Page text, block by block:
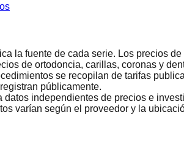
la fuente de cada serie. Los precios
de ortodoncia, carillas, coronas y
se recopilan de tarifas
públicamente.
independientes de precios e
varían según el proveedor y la